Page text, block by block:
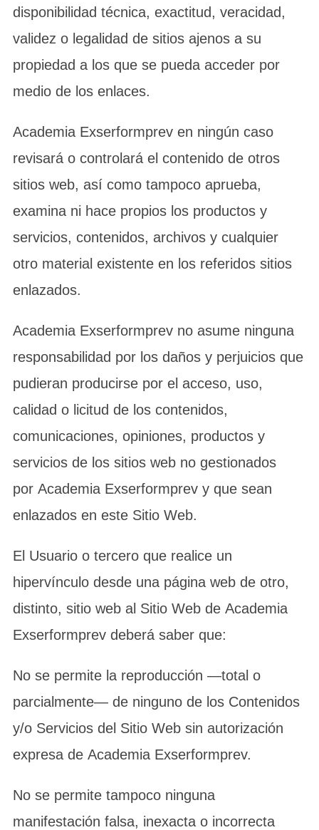
disponibilidad técnica, exactitud, veracidad,
validez o legalidad de sitios ajenos a su
propiedad a los que se pueda acceder por
medio de los enlaces.
Academia Exserformprev en ningún caso
revisará o controlará el contenido de otros
sitios web, así como tampoco aprueba,
examina ni hace propios los productos y
servicios, contenidos, archivos y cualquier
otro material existente en los referidos sitios
enlazados.
Academia Exserformprev no asume ninguna
responsabilidad por los daños y perjuicios que
pudieran producirse por el acceso, uso,
calidad o licitud de los contenidos,
comunicaciones, opiniones, productos y
servicios de los sitios web no gestionados
por Academia Exserformprev y que sean
enlazados en este Sitio Web.
El Usuario o tercero que realice un
hipervínculo desde una página web de otro,
distinto, sitio web al Sitio Web de Academia
Exserformprev deberá saber que:
No se permite la reproducción —total o
parcialmente— de ninguno de los Contenidos
y/o Servicios del Sitio Web sin autorización
expresa de Academia Exserformprev.
No se permite tampoco ninguna
manifestación falsa, inexacta o incorrecta